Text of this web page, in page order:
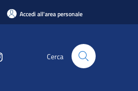
Accedi all'area personale
Cerca